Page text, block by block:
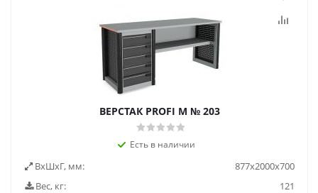
ВЕРСТАК PROFI M № 203
Есть в наличии
ВxШxГ, мм:
877x2000x700
Вес, кг:
121